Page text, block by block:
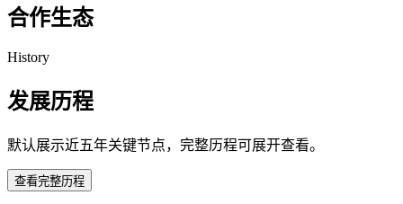
合作生态
History
发展历程
默认展示近五年关键节点，完整历程可展开查看。
查看完整历程